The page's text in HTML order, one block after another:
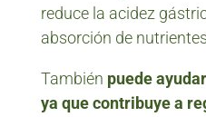
reduce la acidez
absorción de
También puede
ya que contribuye a